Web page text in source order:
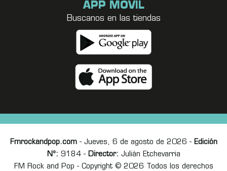
APP MÓVIL
Buscanos en las tiendas
Fmrockandpop.com- Jueves, 6 de agosto de 2026 - Edición
Nº: 9184 - Director: Julián Etchevarria
FM Rock and Pop - Copyright © 2026 Todos los derechos